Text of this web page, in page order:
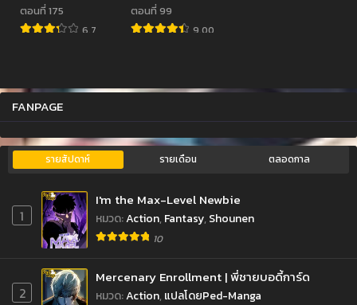
ตอนที่ 175
6.7
ตอนที่ 99
9.00
FANPAGE
รายสัปดาห์ รายเดือน ตลอดกาล
1
I'm the Max-Level Newbie
หมวด:Action, Fantasy, Shounen
10
2
Mercenary Enrollment | พี่ชายบอดี้การ์ด
หมวด:Action, แปลโดยPed-Manga